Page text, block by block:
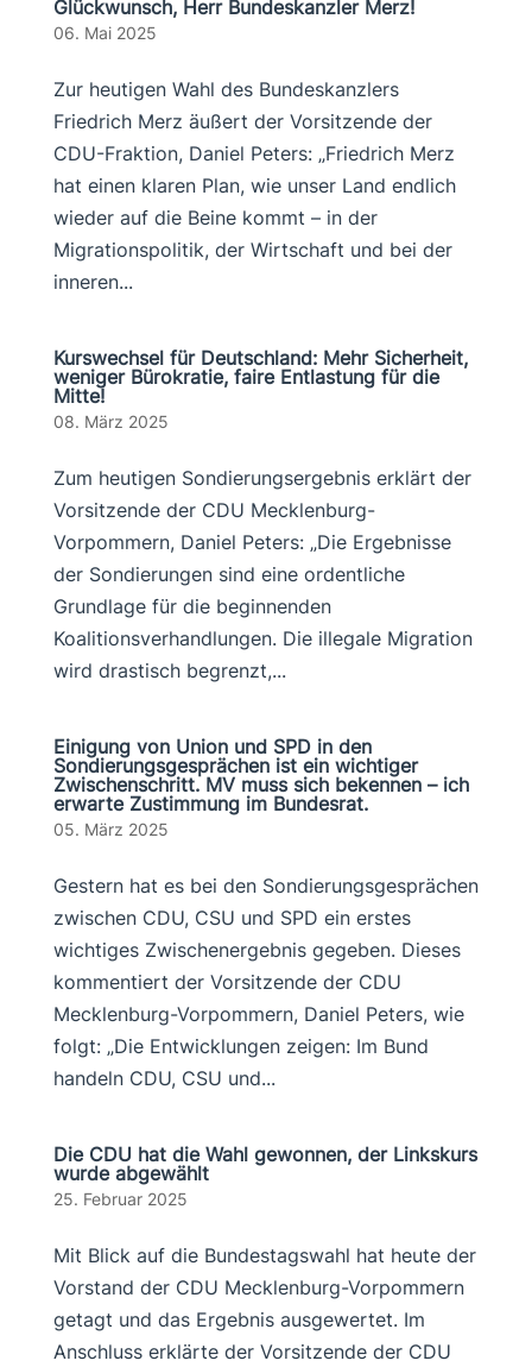
Glückwunsch, Herr Bundeskanzler Merz!
06. Mai 2025
Zur heutigen Wahl des Bundeskanzlers
Friedrich Merz äußert der Vorsitzende der
CDU-Fraktion, Daniel Peters: „Friedrich Merz
hat einen klaren Plan, wie unser Land endlich
wieder auf die Beine kommt – in der
Migrationspolitik, der Wirtschaft und bei der
inneren...
Kurswechsel für Deutschland: Mehr Sicherheit,
weniger Bürokratie, faire Entlastung für die
Mitte!
08. März 2025
Zum heutigen Sondierungsergebnis erklärt der
Vorsitzende der CDU Mecklenburg-
Vorpommern, Daniel Peters: „Die Ergebnisse
der Sondierungen sind eine ordentliche
Grundlage für die beginnenden
Koalitionsverhandlungen. Die illegale Migration
wird drastisch begrenzt,...
Einigung von Union und SPD in den
Sondierungsgesprächen ist ein wichtiger
Zwischenschritt. MV muss sich bekennen – ich
erwarte Zustimmung im Bundesrat.
05. März 2025
Gestern hat es bei den Sondierungsgesprächen
zwischen CDU, CSU und SPD ein erstes
wichtiges Zwischenergebnis gegeben. Dieses
kommentiert der Vorsitzende der CDU
Mecklenburg-Vorpommern, Daniel Peters, wie
folgt: „Die Entwicklungen zeigen: Im Bund
handeln CDU, CSU und...
Die CDU hat die Wahl gewonnen, der Linkskurs
wurde abgewählt
25. Februar 2025
Mit Blick auf die Bundestagswahl hat heute der
Vorstand der CDU Mecklenburg-Vorpommern
getagt und das Ergebnis ausgewertet. Im
Anschluss erklärte der Vorsitzende der CDU